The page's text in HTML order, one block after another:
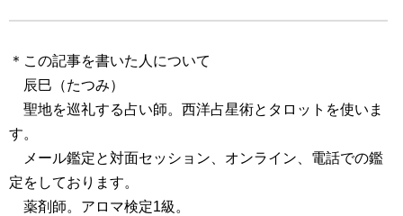
＊この記事を書いた人について
辰巳（たつみ）
聖地を巡礼する占い師。西洋占星術とタロットを使いま
す。
メール鑑定と対面セッション、オンライン、電話での鑑
定をしております。
薬剤師。アロマ検定1級。